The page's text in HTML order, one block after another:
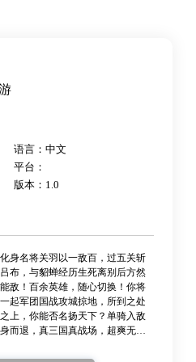
语言：中文
平台：
版本：1.0
身名将关羽以一敌百，过五关斩
布，与貂蝉经历生死离别后方然
敌！百余英雄，随心切换！你将
起军团国战攻城掠地，所到之处
上，你能否名扬天下？单骑入敌
而退，真三国真战场，超爽无双